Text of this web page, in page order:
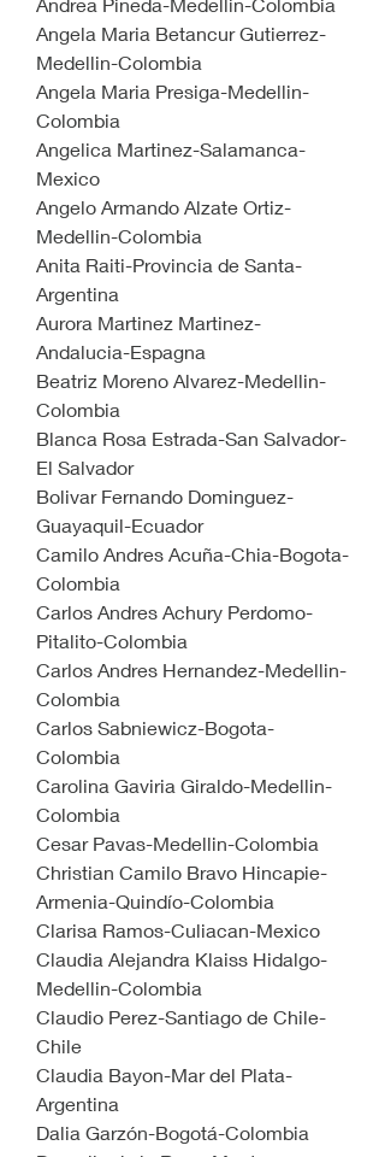
Angela Maria Betancur Gutierrez-
Medellin-Colombia
Angela Maria Presiga-Medellin-
Colombia
Angelica Martinez-Salamanca-
Mexico
Angelo Armando Alzate Ortiz-
Medellin-Colombia
Anita Raiti-Provincia de Santa-
Argentina
Aurora Martinez Martinez-
Andalucia-Espagna
Beatriz Moreno Alvarez-Medellin-
Colombia
Blanca Rosa Estrada-San Salvador-
El Salvador
Bolivar Fernando Dominguez-
Guayaquil-Ecuador
Camilo Andres Acuña-Chia-Bogota-
Colombia
Carlos Andres Achury Perdomo-
Pitalito-Colombia
Carlos Andres Hernandez-Medellin-
Colombia
Carlos Sabniewicz-Bogota-
Colombia
Carolina Gaviria Giraldo-Medellin-
Colombia
Cesar Pavas-Medellin-Colombia
Christian Camilo Bravo Hincapie-
Armenia-Quindío-Colombia
Clarisa Ramos-Culiacan-Mexico
Claudia Alejandra Klaiss Hidalgo-
Medellin-Colombia
Claudio Perez-Santiago de Chile-
Chile
Claudia Bayon-Mar del Plata-
Argentina
Dalia Garzón-Bogotá-Colombia